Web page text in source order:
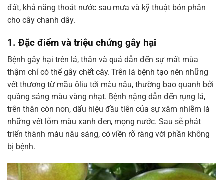
đất, khả năng thoát nước sau mưa và kỹ thuật bón phân
cho cây chanh dây.
1. Đặc điểm và triệu chứng gây hại
Bệnh gây hại trên lá, thân và quả dẫn đến sự mất mùa
thậm chí có thể gây chết cây. Trên lá bệnh tạo nên những
vết thương từ mầu ôliu tới màu nâu, thường bao quanh bởi
quầng sáng màu vàng nhạt. Bệnh nặng dẫn đến rụng lá,
trên thân còn non, dấu hiệu đầu tiên của sự xâm nhiễm là
những vết lõm màu xanh đen, mọng nước. Sau sẽ phát
triển thành màu nâu sáng, có viền rõ ràng với phần không
bị bệnh.